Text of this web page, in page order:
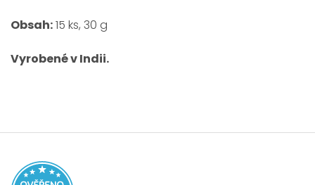
Obsah:15 ks, 30 g
Vyrobené v Indii.